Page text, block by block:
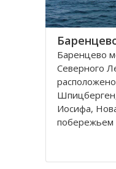
Баренцево
Северного
Иосифа,